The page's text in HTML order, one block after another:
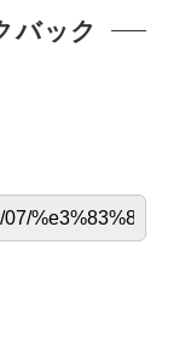
バック